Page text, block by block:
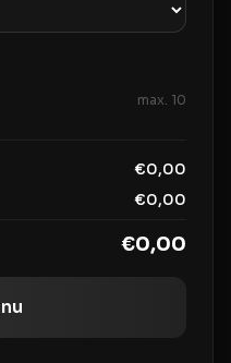
max. 10
€0,00
€0,00
€0,00